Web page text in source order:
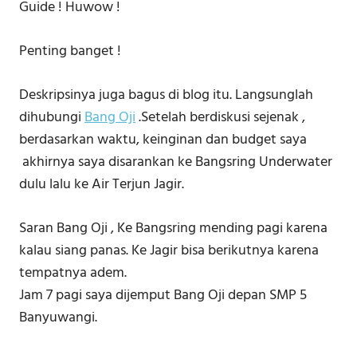
Guide ! Huwow !
Penting banget !
Deskripsinya juga bagus di blog itu. Langsunglah
dihubungiBang Oji.Setelah berdiskusi sejenak ,
berdasarkan waktu, keinginan dan budget saya
akhirnya saya disarankan ke Bangsring Underwater
dulu lalu ke Air Terjun Jagir.
Saran Bang Oji , Ke Bangsring mending pagi karena
kalau siang panas. Ke Jagir bisa berikutnya karena
tempatnya adem.
Jam 7 pagi saya dijemput Bang Oji depan SMP 5
Banyuwangi.